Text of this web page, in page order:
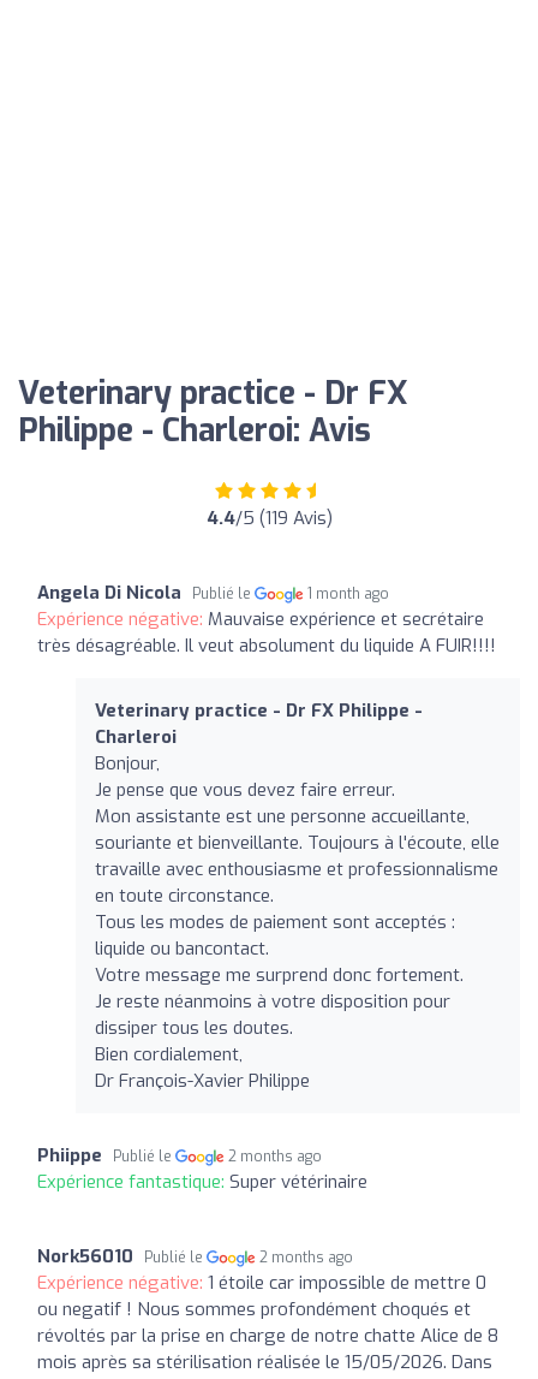
Veterinary practice - Dr FX
Philippe - Charleroi: Avis
4.4/5 (119 Avis)
Angela Di Nicola Publié le 1 month ago
Expérience négative: Mauvaise expérience et secrétaire
très désagréable. Il veut absolument du liquide A FUIR!!!!
Veterinary practice - Dr FX Philippe -
Charleroi
Bonjour,
Je pense que vous devez faire erreur.
Mon assistante est une personne accueillante,
souriante et bienveillante. Toujours à l'écoute, elle
travaille avec enthousiasme et professionnalisme
en toute circonstance.
Tous les modes de paiement sont acceptés :
liquide ou bancontact.
Votre message me surprend donc fortement.
Je reste néanmoins à votre disposition pour
dissiper tous les doutes.
Bien cordialement,
Dr François-Xavier Philippe
Phiippe Publié le 2 months ago
Expérience fantastique: Super vétérinaire
Nork56010 Publié le 2 months ago
Expérience négative: 1 étoile car impossible de mettre 0
ou negatif ! Nous sommes profondément choqués et
révoltés par la prise en charge de notre chatte Alice de 8
mois après sa stérilisation réalisée le 15/05/2026. Dans